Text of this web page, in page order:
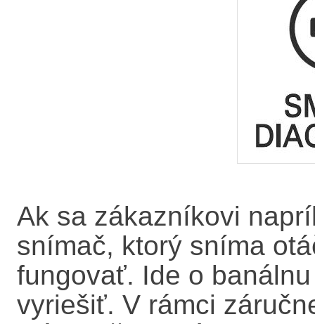
Ak sa zákazníkovi
snímač, ktorý sníma
fungovať. Ide o
vyriešiť. V rámci